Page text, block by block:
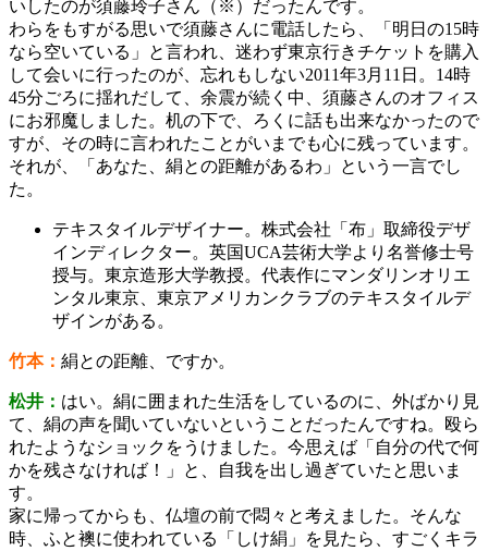
いしたのが須藤玲子さん（※）だったんです。
わらをもすがる思いで須藤さんに電話したら、「明日の15時
なら空いている」と言われ、迷わず東京行きチケットを購入
して会いに行ったのが、忘れもしない2011年3月11日。14時
45分ごろに揺れだして、余震が続く中、須藤さんのオフィス
にお邪魔しました。机の下で、ろくに話も出来なかったので
すが、その時に言われたことがいまでも心に残っています。
それが、「あなた、絹との距離があるわ」という一言でし
た。
テキスタイルデザイナー。株式会社「布」取締役デザ
インディレクター。英国UCA芸術大学より名誉修士号
授与。東京造形大学教授。代表作にマンダリンオリエ
ンタル東京、東京アメリカンクラブのテキスタイルデ
ザインがある。
竹本： 絹との距離、ですか。
松井： はい。絹に囲まれた生活をしているのに、外ばかり見
て、絹の声を聞いていないということだったんですね。殴ら
れたようなショックをうけました。今思えば「自分の代で何
かを残さなければ！」と、自我を出し過ぎていたと思いま
す。
家に帰ってからも、仏壇の前で悶々と考えました。そんな
時、ふと襖に使われている「しけ絹」を見たら、すごくキラ